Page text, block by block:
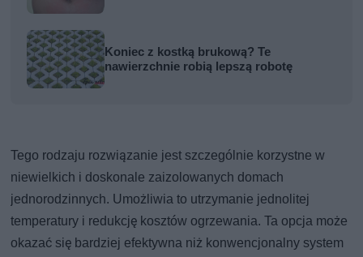
Koniec z kostką brukową? Te
nawierzchnie robią lepszą robotę
Tego rodzaju rozwiązanie jest szczególnie korzystne w
niewielkich i doskonale zaizolowanych domach
jednorodzinnych. Umożliwia to utrzymanie jednolitej
temperatury i redukcję kosztów ogrzewania. Ta opcja może
okazać się bardziej efektywna niż konwencjonalny system